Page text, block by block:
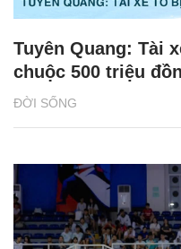
ĐỜI SỐNG
Tuyên Quang: Tài
chuộc 500 triệu